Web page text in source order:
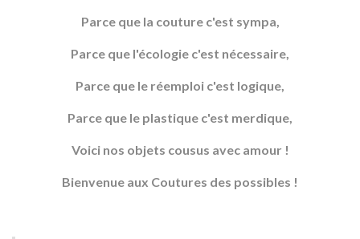
Parce que la couture c'est sympa,
Parce que l'écologie c'est nécessaire,
Parce que le réemploi c'est logique,
Parce que le plastique c'est merdique,
Voici nos objets cousus avec amour !
Bienvenue aux Coutures des possibles !